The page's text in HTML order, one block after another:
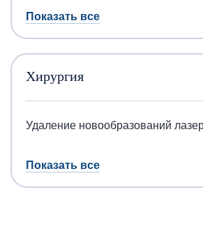
Показать все
Хирургия
Удаление новообразований
Показать все